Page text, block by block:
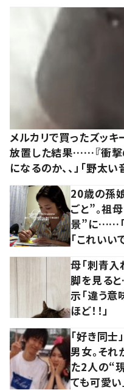
メルカリで買ったズッ
放置した結果……『衝撃
になるのか、、」「野太い
20歳の孫
ごと”。祖
景”に……「
「これいい
母「刺青入
脚を見る
示「違う意
ほど！！」
「好き同
男女。そ
た2人の“
ても可愛い